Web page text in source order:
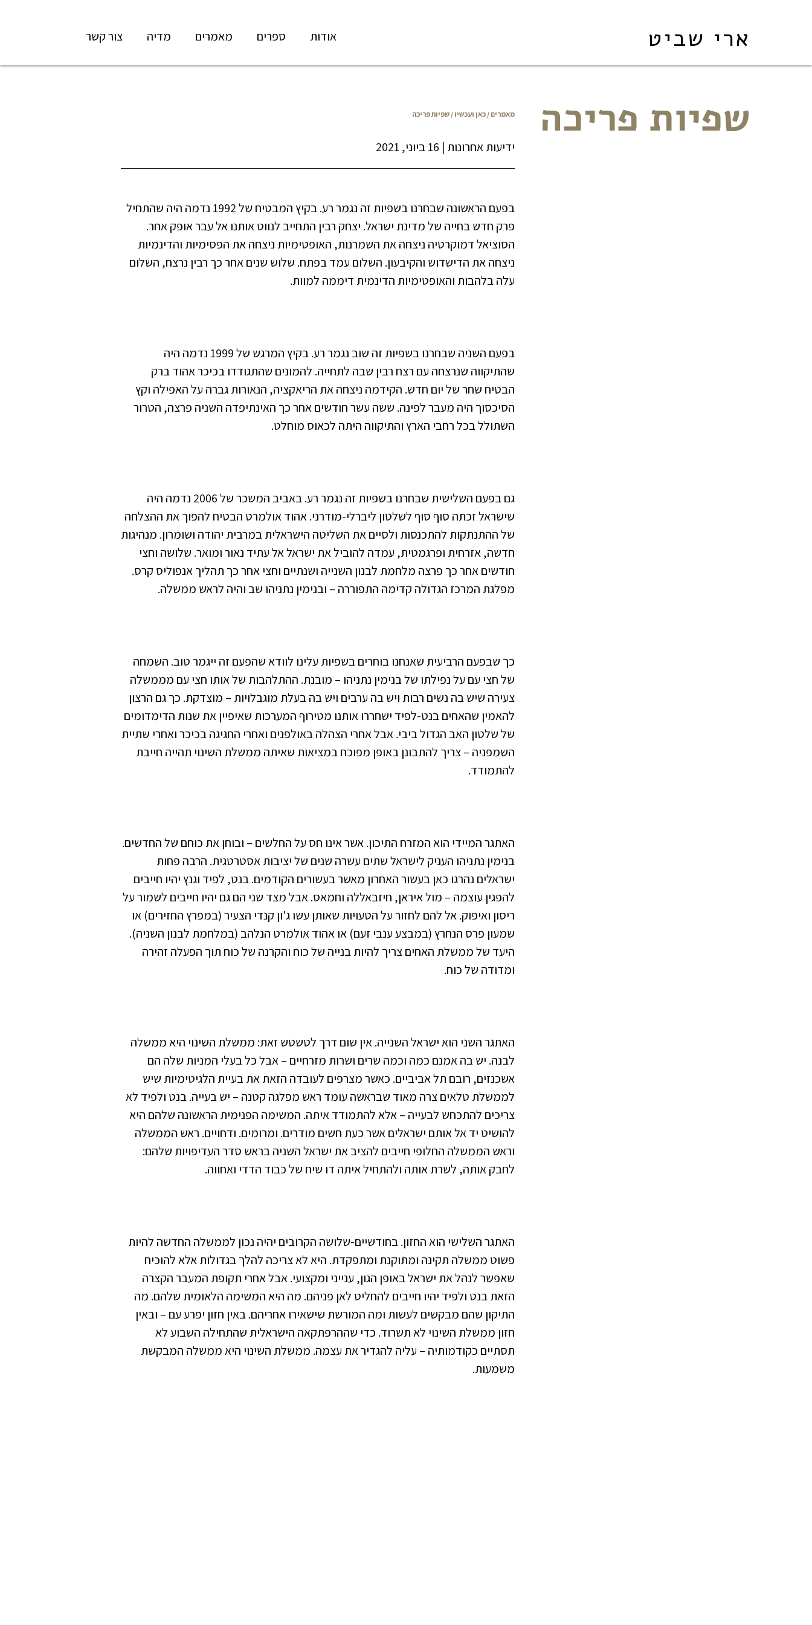
ארי שביט אודות ספרים מאמרים מדיה צור קשר
שפיות פריכה מאמרים / כאן ועכשיו / שפיות פריכה
ידיעות אחרונות | 16 ביוני, 2021
בפעם הראשונה שבחרנו בשפיות זה נגמר רע. בקיץ המבטיח של 1992 נדמה היה שהתחיל
פרק חדש בחייה של מדינת ישראל. יצחק רבין התחייב לנווט אותנו אל עבר אופק אחר.
הסוציאל דמוקרטיה ניצחה את השמרנות, האופטימיות ניצחה את הפסימיות והדינמיות
ניצחה את הדישדוש והקיבעון. השלום עמד בפתח. שלוש שנים אחר כך רבין נרצח, השלום
עלה בלהבות והאופטימיות הדינמית דיממה למוות.
בפעם השניה שבחרנו בשפיות זה שוב נגמר רע. בקיץ המרגש של 1999 נדמה היה
שהתיקווה שנרצחה עם רצח רבין שבה לתחייה. להמונים שהתגודדו בכיכר אהוד ברק
הבטיח שחר של יום חדש. הקידמה ניצחה את הריאקציה, הנאורות גברה על האפילה וקץ
הסיכסוך היה מעבר לפינה. ששה עשר חודשים אחר כך האינתיפדה השניה פרצה, הטרור
השתולל בכל רחבי הארץ והתיקווה היתה לכאוס מוחלט.
גם בפעם השלישית שבחרנו בשפיות זה נגמר רע. באביב המשכר של 2006 נדמה היה
שישראל זכתה סוף סוף לשלטון ליברלי-מודרני. אהוד אולמרט הבטיח להפוך את ההצלחה
של ההתנתקות להתכנסות ולסיים את השליטה הישראלית במרבית יהודה ושומרון. מנהיגות
חדשה, אזרחית ופרגמטית, עמדה להוביל את ישראל אל עתיד נאור ומואר. שלושה וחצי
חודשים אחר כך פרצה מלחמת לבנון השנייה ושנתיים וחצי אחר כך תהליך אנפוליס קרס.
מפלגת המרכז הגדולה קדימה התפוררה – ובנימין נתניהו שב והיה לראש ממשלה.
כך שבפעם הרביעית שאנחנו בוחרים בשפיות עלינו לוודא שהפעם זה ייגמר טוב. השמחה
של חצי עם על נפילתו של בנימין נתניהו – מובנת. ההתלהבות של אותו חצי עם מממשלה
צעירה שיש בה נשים רבות ויש בה ערבים ויש בה בעלת מוגבלויות – מוצדקת. כך גם הרצון
להאמין שהאחים בנט-לפיד ישחררו אותנו מטירוף המערכות שאיפיין את שנות הדימדומים
של שלטון האב הגדול ביבי. אבל אחרי הצהלה באולפנים ואחרי החגיגה בכיכר ואחרי שתיית
השמפניה – צריך להתבונן באופן מפוכח במציאות שאיתה ממשלת השינוי תהייה חייבת
להתמודד.
האתגר המיידי הוא המזרח התיכון. אשר אינו חס על החלשים – ובוחן את כוחם של החדשים.
בנימין נתניהו העניק לישראל שתים עשרה שנים של יציבות אסטרטגית. הרבה פחות
ישראלים נהרגו כאן בעשור האחרון מאשר בעשורים הקודמים. בנט, לפיד וגנץ יהיו חייבים
להפגין עוצמה – מול איראן, חיזבאללה וחמאס. אבל מצד שני הם גם יהיו חייבים לשמור על
ריסון ואיפוק. אל להם לחזור על הטעויות שאותן עשו ג'ון קנדי הצעיר (במפרץ החזירים) או
שמעון פרס הנחרץ (במבצע ענבי זעם) או אהוד אולמרט הנלהב (במלחמת לבנון השניה).
היעד של ממשלת האחים צריך להיות בנייה של כוח והקרנה של כוח תוך הפעלה זהירה
ומדודה של כוח.
האתגר השני הוא ישראל השנייה. אין שום דרך לטשטש זאת: ממשלת השינוי היא ממשלה
לבנה. יש בה אמנם כמה וכמה שרים ושרות מזרחיים – אבל כל בעלי המניות שלה הם
אשכנזים, רובם תל אביביים. כאשר מצרפים לעובדה הזאת את בעיית הלגיטימיות שיש
לממשלת טלאים צרה מאוד שבראשה עומד ראש מפלגה קטנה – יש בעייה. בנט ולפיד לא
צריכים להתכחש לבעייה – אלא להתמודד איתה. המשימה הפנימית הראשונה שלהם היא
להושיט יד אל אותם ישראלים אשר כעת חשים מודרים. ומרומים. ודחויים. ראש הממשלה
וראש הממשלה החלופי חייבים להציב את ישראל השניה בראש סדר העדיפויות שלהם:
לחבק אותה, לשרת אותה ולהתחיל איתה דו שיח של כבוד הדדי ואחווה.
האתגר השלישי הוא החזון. בחודשיים-שלושה הקרובים יהיה נכון לממשלה החדשה להיות
פשוט ממשלה תקינה ומתוקנת ומתפקדת. היא לא צריכה להלך בגדולות אלא להוכיח
שאפשר לנהל את ישראל באופן הגון, ענייני ומקצועי. אבל אחרי תקופת המעבר הקצרה
הזאת בנט ולפיד יהיו חייבים להחליט לאן פניהם. מה היא המשימה הלאומית שלהם. ‏מה
התיקון שהם מבקשים לעשות ומה המורשת שישאירו אחריהם. באין חזון יפרע עם – ובאין
חזון ממשלת השינוי לא תשרוד. כדי שההרפתקאה הישראלית שהתחילה השבוע לא
תסתיים כקודמותיה – עליה להגדיר את עצמה. ממשלת השינוי היא ממשלה המבקשת
משמעות.